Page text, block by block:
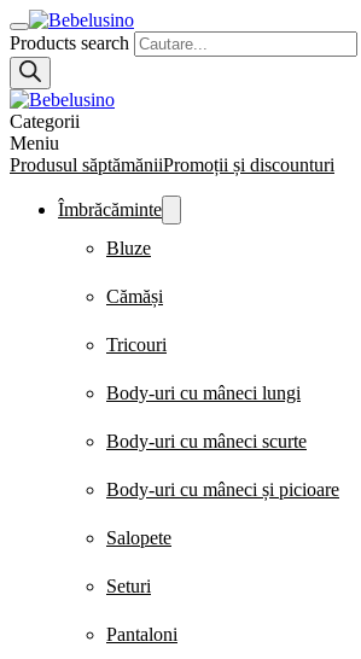
Products search
Categorii
Meniu
Produsul săptămăniiPromoții și discounturi
Îmbrăcăminte
Bluze
Cămăși
Tricouri
Body-uri cu mâneci lungi
Body-uri cu mâneci scurte
Body-uri cu mâneci și picioare
Salopete
Seturi
Pantaloni